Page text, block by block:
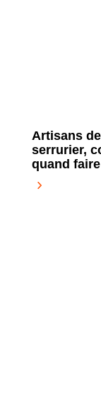
Artisans
serrurier,
quand